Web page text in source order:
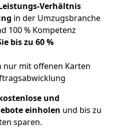
Verhältnis
in der Umzugsbranche
100 % Kompetenz
bis zu 60 %
nur mit offenen Karten
und
einholen und bis zu
sparen.